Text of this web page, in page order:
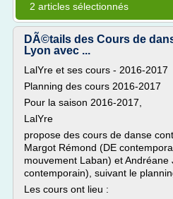
2 articles sélectionnés
DÃ©tails des Cours de
Lyon avec ...
LalYre et ses cours - 2016-2017
Planning des cours 2016-2017
Pour la saison 2016-2017,
LalYre
propose des cours de danse
Margot Rémond (DE
mouvement Laban) et Andréane
contemporain), suivant le
Les cours ont lieu :